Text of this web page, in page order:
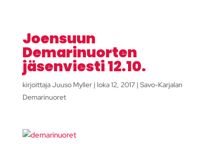
Joensuun
Demarinuorten
jäsenviesti 12.10.
kirjoittajaJuuso Myller| loka 12, 2017| Savo-Karjalan
Demarinuoret